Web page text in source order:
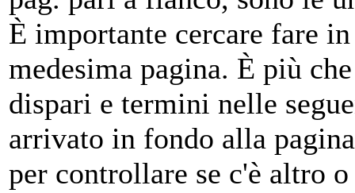
È importante cercare fare
medesima pagina. È più
dispari e termini nelle
arrivato in fondo alla
per controllare se c'è altro o